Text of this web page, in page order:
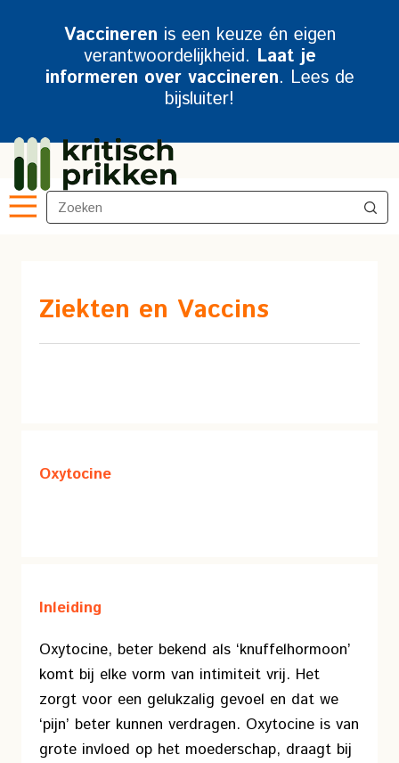
Vaccineren is een keuze én eigen
verantwoordelijkheid. Laat je
informeren over vaccineren. Lees de
bijsluiter!
Ziekten en Vaccins
Oxytocine
Inleiding
Oxytocine, beter bekend als ‘knuffelhormoon’
komt bij elke vorm van intimiteit vrij. Het
zorgt voor een gelukzalig gevoel en dat we
‘pijn’ beter kunnen verdragen. Oxytocine is van
grote invloed op het moederschap, draagt bij